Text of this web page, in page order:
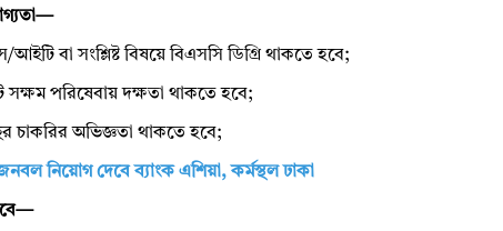
বা সংশ্লিষ্ট বিষয়ে বিএসসি ডিগ্রি থাকতে হবে;
সক্ষম পরিষেবায় দক্ষতা থাকতে হবে;
চাকরির অভিজ্ঞতা থাকতে হবে;
নিয়োগ দেবে ব্যাংক এশিয়া, কর্মস্থল ঢাকা